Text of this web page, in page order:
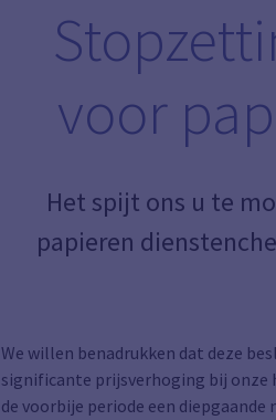
voor
Het spijt ons u te
papieren
We willen benadrukken dat deze
significante prijsverhoging bij onze
de voorbije periode een